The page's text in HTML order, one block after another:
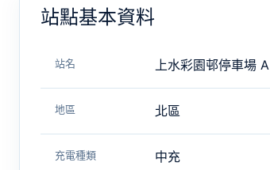
站點基本資料
站名 上水彩園邨停車場 A
地區 北區
充電種類 中充